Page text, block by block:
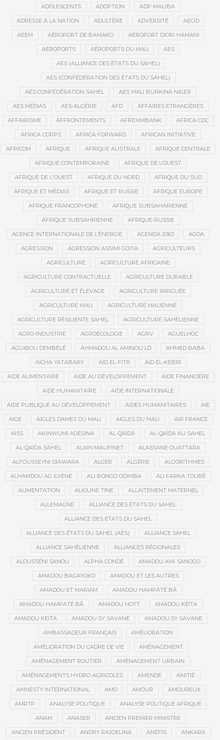
ADOLESCENTS ADOPTION ADP-MALIBA
ADRESSE À LA NATION ADULTÈRE ADVERSITÉ AECID
AEEM AÉROPORT DE BAMAKO AÉROPORT DIORI HAMANI
AÉROPORTS AÉROPORTS DU MALI AES
AES (ALLIANCE DES ÉTATS DU SAHEL)
AES (CONFÉDÉRATION DES ÉTATS DU SAHEL)
AES CONFÉDÉRATION SAHEL AES MALI BURKINA NIGER
AES MÉDIAS AES-ALGÉRIE AFD AFFAIRES ÉTRANGÈRES
AFFAIRISME AFFRONTEMENTS AFREXIMBANK AFRICA CDC
AFRICA CORPS AFRICA FORWARD AFRICAN INITIATIVE
AFRICOM AFRIQUE AFRIQUE AUSTRALE AFRIQUE CENTRALE
AFRIQUE CONTEMPORAINE AFRIQUE DE L’OUEST
AFRIQUE DE L'OUEST AFRIQUE DU NORD AFRIQUE DU SUD
AFRIQUE ET MÉDIAS AFRIQUE ET RUSSIE AFRIQUE EUROPE
AFRIQUE FRANCOPHONE AFRIQUE SUBSAHARIENNE
AFRIQUE SUBSAHRIENNE AFRIQUE-RUSSIE
AGENCE INTERNATIONALE DE L’ÉNERGIE AGENDA 2063 AGOA
AGRESSION AGRESSION ASSIMI GOITA AGRICULTEURS
AGRICULTURE AGRICULTURE AFRICAINE
AGRICULTURE CONTRACTUELLE AGRICULTURE DURABLE
AGRICULTURE ET ÉLEVAGE AGRICULTURE IRRIGUÉE
AGRICULTURE MALI AGRICULTURE MALIENNE
AGRICULTURE RÉSILIENTE SAHEL AGRICULTURE SAHÉLIENNE
AGRO-INDUSTRIE AGROÉCOLOGIE AGRV AGUELHOC
AGUIBOU DEMBÉLÉ AHMADOU AL AMINOU LÔ AHMED BABA
AÏCHA YATABARY AÏD EL-FITR AÏD EL-KÉBIR
AIDE ALIMENTAIRE AIDE AU DÉVELOPPEMENT AIDE FINANCIÈRE
AIDE HUMANITAIRE AIDE INTERNATIONALE
AIDE PUBLIQUE AU DÉVELOPPEMENT AIDES HUMANITAIRES AIE
AIGE AIGLES DAMES DU MALI AIGLES DU MALI AIR FRANCE
AISS AKINWUMI ADESINA AL-QAÏDA AL-QAÏDA AU SAHEL
AL-QAÏDA SAHEL ALAIN MAUFINET ALASSANE OUATTARA
ALFOUSSEYNI DIAWARA ALGER ALGÉRIE ALGORITHMES
ALHAMDOU AG ILYÈNE ALI BONGO ODIMBA ALI FARKA TOURÉ
ALIMENTATION ALIOUNE TINE ALLAITEMENT MATERNEL
ALLEMAGNE ALLIANCE DES ÉTATS DU SAHEL
ALLIANCE DES ETATS DU SAHEL
ALLIANCE DES ÉTATS DU SAHEL (AES) ALLIANCE SAHEL
ALLIANCE SAHÉLIENNE ALLIANCES RÉGIONALES
ALOUSSÉNI SANOU ALPHA CONDÉ AMADOU AYA SANOGO
AMADOU BAGAYOKO AMADOU ET LES AUTRES
AMADOU ET MARIAM AMADOU HAMPÂTÉ BÂ
AMADOU HAMPATÉ BÂ AMADOU HOTT AMADOU KÉITA
AMADOU KEÏTA AMADOU SY SAVANÉ AMADOU SY SAVANE
AMBASSADEUR FRANÇAIS AMÉLIORATION
AMÉLIORATION DU CADRE DE VIE AMÉNAGEMENT
AMÉNAGEMENT ROUTIER AMÉNAGEMENT URBAIN
AMÉNAGEMENTS HYDRO-AGRICOLES AMENDE AMITIÉ
AMNESTY INTERNATIONAL AMO AMOUR AMOUREUX
AMRTP ANALYSE POLITIQUE ANALYSE POLITIQUE AFRIQUE
ANAM ANASER ANCIEN PREMIER MINISTRE
ANCIEN PRÉSIDENT ANDRY RAJOELINA ANÉFIS ANKARA